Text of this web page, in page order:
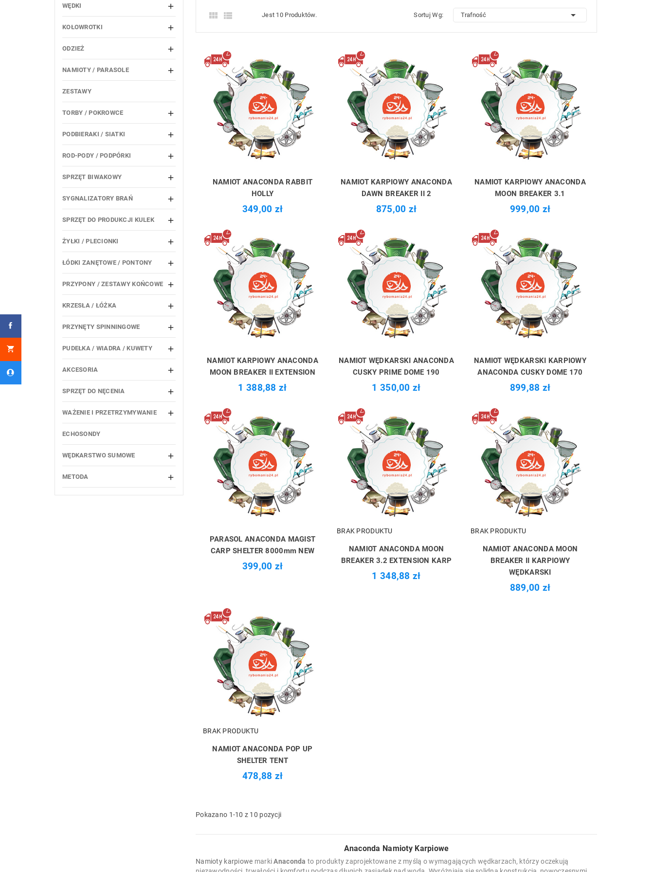
WĘDKI 
KOŁOWROTKI 
ODZIEŻ 
NAMIOTY / PARASOLE 
ZESTAWY
TORBY / POKROWCE 
PODBIERAKI / SIATKI 
ROD-PODY / PODPÓRKI 
SPRZĘT BIWAKOWY 
SYGNALIZATORY BRAŃ 
SPRZĘT DO PRODUKCJI KULEK 
ŻYŁKI / PLECIONKI 
ŁÓDKI ZANĘTOWE / PONTONY 
PRZYPONY / ZESTAWY KOŃCOWE 
KRZESŁA / ŁÓŻKA 
PRZYNĘTY SPINNINGOWE 
PUDEŁKA / WIADRA / KUWETY 
AKCESORIA 
SPRZĘT DO NĘCENIA 
WAŻENIE I PRZETRZYMYWANIE 
ECHOSONDY
WĘDKARSTWO SUMOWE 
METODA 
  Jest 10 Produktów. Sortuj Wg: Trafność 
NAMIOT ANACONDA RABBIT
HOLLY
349,00 zł
NAMIOT KARPIOWY ANACONDA
DAWN BREAKER II 2
875,00 zł
NAMIOT KARPIOWY ANACONDA
MOON BREAKER 3.1
999,00 zł
NAMIOT KARPIOWY ANACONDA
MOON BREAKER II EXTENSION
1 388,88 zł
NAMIOT WĘDKARSKI ANACONDA
CUSKY PRIME DOME 190
1 350,00 zł
NAMIOT WĘDKARSKI KARPIOWY
ANACONDA CUSKY DOME 170
899,88 zł
PARASOL ANACONDA MAGIST
CARP SHELTER 8000mm NEW
399,00 zł
BRAK PRODUKTU
NAMIOT ANACONDA MOON
BREAKER 3.2 EXTENSION KARP
1 348,88 zł
BRAK PRODUKTU
NAMIOT ANACONDA MOON
BREAKER II KARPIOWY
WĘDKARSKI
889,00 zł
BRAK PRODUKTU
NAMIOT ANACONDA POP UP
SHELTER TENT
478,88 zł
Pokazano 1-10 z 10 pozycji
Anaconda Namioty Karpiowe
Namioty karpiowe markiAnaconda to produkty zaprojektowane z myślą o wymagających wędkarzach, którzy oczekują